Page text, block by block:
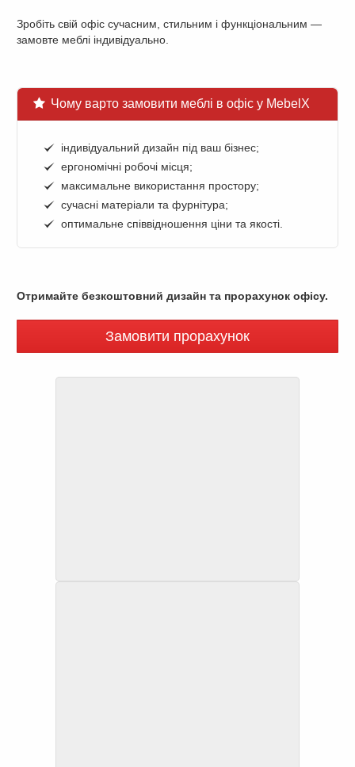
Зробіть свій офіс сучасним, стильним і функціональним —
замовте меблі індивідуально.
Чому варто замовити меблі в офіс у MebelX
індивідуальний дизайн під ваш бізнес;
ергономічні робочі місця;
максимальне використання простору;
сучасні матеріали та фурнітура;
оптимальне співвідношення ціни та якості.
Отримайте безкоштовний дизайн та прорахунок офісу.
Замовити прорахунок